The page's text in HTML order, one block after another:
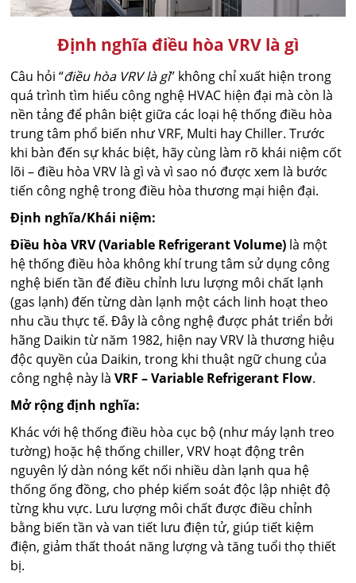
Định nghĩa điều hòa VRV là gì
Câu hỏi “điều hòa VRV là gì” không chỉ xuất hiện trong
quá trình tìm hiểu công nghệ HVAC hiện đại mà còn là
nền tảng để phân biệt giữa các loại hệ thống điều hòa
trung tâm phổ biến như VRF, Multi hay Chiller. Trước
khi bàn đến sự khác biệt, hãy cùng làm rõ khái niệm cốt
lõi – điều hòa VRV là gì và vì sao nó được xem là bước
tiến công nghệ trong điều hòa thương mại hiện đại.
Định nghĩa/Khái niệm:
Điều hòa VRV (Variable Refrigerant Volume) là một
hệ thống điều hòa không khí trung tâm sử dụng công
nghệ biến tần để điều chỉnh lưu lượng môi chất lạnh
(gas lạnh) đến từng dàn lạnh một cách linh hoạt theo
nhu cầu thực tế. Đây là công nghệ được phát triển bởi
hãng Daikin từ năm 1982, hiện nay VRV là thương hiệu
độc quyền của Daikin, trong khi thuật ngữ chung của
công nghệ này làVRF – Variable Refrigerant Flow.
Mở rộng định nghĩa:
Khác với hệ thống điều hòa cục bộ (như máy lạnh treo
tường) hoặc hệ thống chiller, VRV hoạt động trên
nguyên lý dàn nóng kết nối nhiều dàn lạnh qua hệ
thống ống đồng, cho phép kiểm soát độc lập nhiệt độ
từng khu vực. Lưu lượng môi chất được điều chỉnh
bằng biến tần và van tiết lưu điện tử, giúp tiết kiệm
điện, giảm thất thoát năng lượng và tăng tuổi thọ thiết
bị.